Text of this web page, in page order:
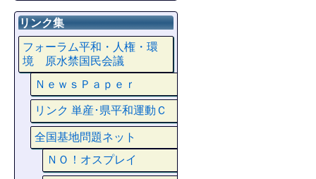
リンク集
フォーラム平和・人権・環
境 原水禁国民会議
ＮｅｗｓＰａｐｅｒ
リンク 単産･県平和運動Ｃ
全国基地問題ネット
ＮＯ！オスプレイ